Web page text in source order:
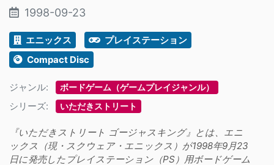
1998-09-23
エニックス
プレイステーション
Compact Disc
ジャンル: ボードゲーム（ゲームプレイジャンル）
シリーズ: いただきストリート
『いただきストリート ゴージャスキング』とは、エニ
ックス（現・スクウェア・エニックス）が1998年9月23
日に発売したプレイステーション（PS）用ボードゲーム